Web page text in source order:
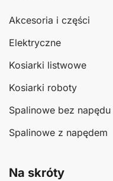
Akcesoria i części
Elektryczne
Kosiarki listwowe
Kosiarki roboty
Spalinowe bez napędu
Spalinowe z napędem
Na skróty